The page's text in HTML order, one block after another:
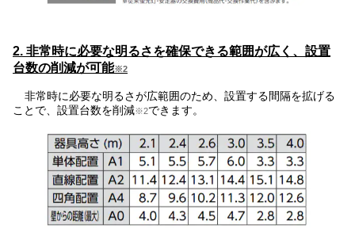
2. 非常時に必要な明るさを確保できる範囲が広く、設置
台数の削減が可能※2
非常時に必要な明るさが広範囲のため、設置する間隔を拡げる
ことで、設置台数を削減※2できます。